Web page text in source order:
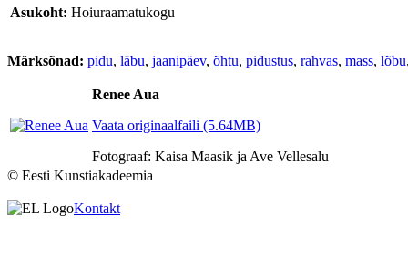
Asukoht: Hoiuraamatukogu
Märksõnad: pidu, läbu, jaanipäev, õhtu, pidustus, rahvas, mass, lõbu
Renee Aua
Vaata originaalfaili (5.64MB)
Fotograaf: Kaisa Maasik ja Ave Vellesalu
© Eesti Kunstiakadeemia
Kontakt